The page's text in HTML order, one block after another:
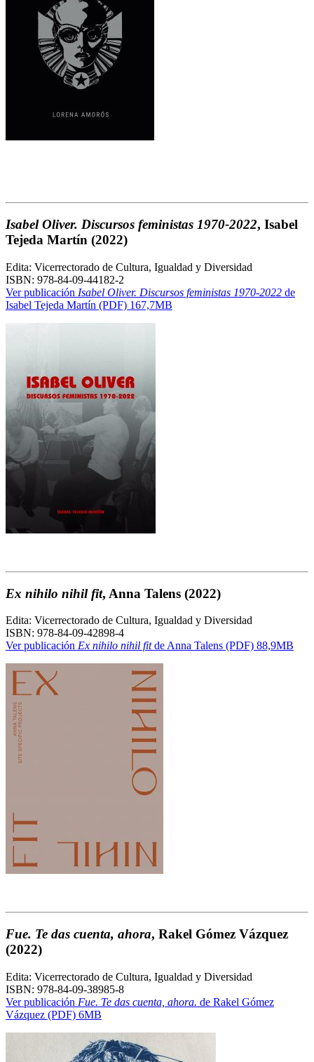
Isabel Oliver. Discursos feministas 1970-2022, Isabel
Tejeda Martín (2022)
Edita: Vicerrectorado de Cultura, Igualdad y Diversidad
ISBN: 978-84-09-44182-2
Ver publicación Isabel Oliver. Discursos feministas 1970-2022 de
Isabel Tejeda Martín (PDF) 167,7MB
Ex nihilo nihil fit, Anna Talens (2022)
Edita: Vicerrectorado de Cultura, Igualdad y Diversidad
ISBN: 978-84-09-42898-4
Ver publicación Ex nihilo nihil fitde Anna Talens (PDF) 88,9MB
Fue. Te das cuenta, ahora, Rakel Gómez Vázquez
(2022)
Edita: Vicerrectorado de Cultura, Igualdad y Diversidad
ISBN: 978-84-09-38985-8
Ver publicación Fue. Te das cuenta, ahora. de Rakel Gómez
Vázquez (PDF) 6MB